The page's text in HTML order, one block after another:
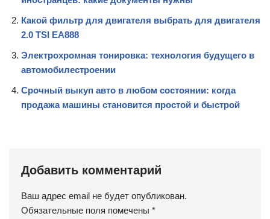
Какой фильтр для двигателя выбрать для двигателя
2.0 TSI EA888
Электрохромная тонировка: технология будущего в
автомобилестроении
Срочный выкуп авто в любом состоянии: когда
продажа машины становится простой и быстрой
Добавить комментарий
Ваш адрес email не будет опубликован.
Обязательные поля помечены *